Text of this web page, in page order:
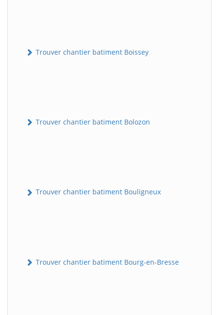
Trouver chantier batiment Boissey
Trouver chantier batiment Bolozon
Trouver chantier batiment Bouligneux
Trouver chantier batiment Bourg-en-Bresse